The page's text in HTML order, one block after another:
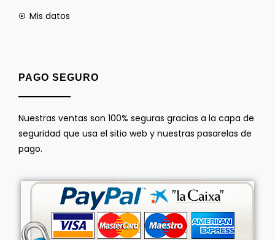
Mis datos
PAGO SEGURO
Nuestras ventas son 100% seguras gracias a la capa de
seguridad que usa el sitio web y nuestras pasarelas de
pago.